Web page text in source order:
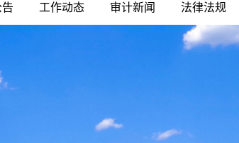
工作动态 审计新闻 法律法规